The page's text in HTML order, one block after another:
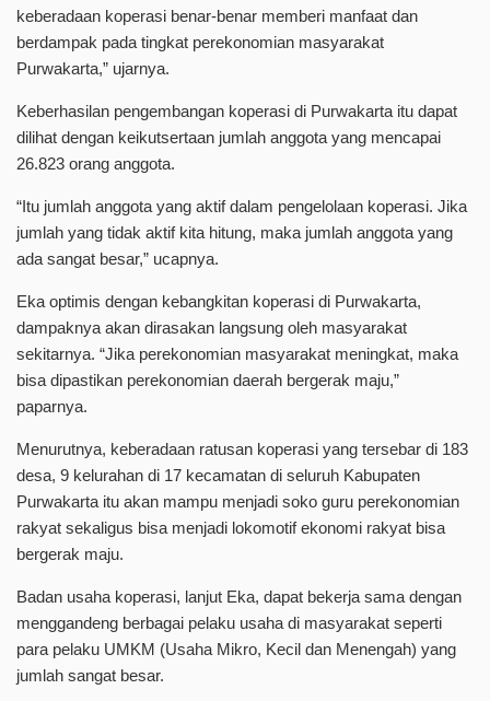
keberadaan koperasi benar-benar memberi manfaat dan
berdampak pada tingkat perekonomian masyarakat
Purwakarta,” ujarnya.
Keberhasilan pengembangan koperasi di Purwakarta itu dapat
dilihat dengan keikutsertaan jumlah anggota yang mencapai
26.823 orang anggota.
“Itu jumlah anggota yang aktif dalam pengelolaan koperasi. Jika
jumlah yang tidak aktif kita hitung, maka jumlah anggota yang
ada sangat besar,” ucapnya.
Eka optimis dengan kebangkitan koperasi di Purwakarta,
dampaknya akan dirasakan langsung oleh masyarakat
sekitarnya. “Jika perekonomian masyarakat meningkat, maka
bisa dipastikan perekonomian daerah bergerak maju,”
paparnya.
Menurutnya, keberadaan ratusan koperasi yang tersebar di 183
desa, 9 kelurahan di 17 kecamatan di seluruh Kabupaten
Purwakarta itu akan mampu menjadi soko guru perekonomian
rakyat sekaligus bisa menjadi lokomotif ekonomi rakyat bisa
bergerak maju.
Badan usaha koperasi, lanjut Eka, dapat bekerja sama dengan
menggandeng berbagai pelaku usaha di masyarakat seperti
para pelaku UMKM (Usaha Mikro, Kecil dan Menengah) yang
jumlah sangat besar.